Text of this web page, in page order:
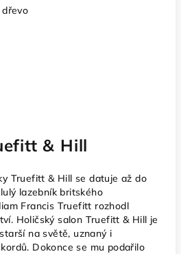
& Hill
Truefitt & Hill se datuje až do
lazebník britského
Francis Truefitt rozhodl
Holičský salon Truefitt & Hill je
na světě, uznaný i
Dokonce se mu podařilo